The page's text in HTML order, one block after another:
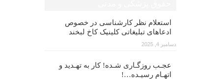
استعلام نظر کارشناسی در خصوص
ادعاهای تبلیغاتی کلینیک کاخ لبخند
دسامبر 4, 2025
عجـب روزگـاری شـده! کار به تهـدید و
اتهـام رسیـده…!